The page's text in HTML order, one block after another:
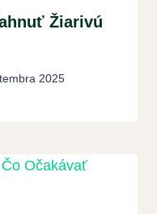
Žiarivú
2025